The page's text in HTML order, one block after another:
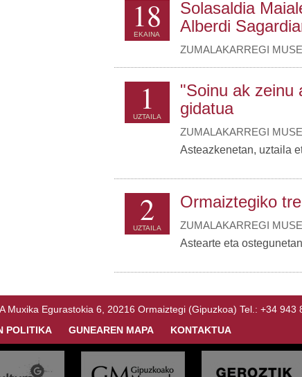
18
EKAINA
Solasaldia
Alberdi
ZUMALAKARREGI
1
UZTAILA
"Soinu ak zeinu
gidatua
ZUMALAKARREGI
Asteazkenetan, uztaila
2
UZTAILA
Ormaiztegiko
ZUMALAKARREGI
Astearte eta
Muxika Egurastokia 6, 20216 Ormaiztegi (Gipuzkoa) Tel.: +34
POLITIKA GUNEAREN MAPA KONTAKTUA